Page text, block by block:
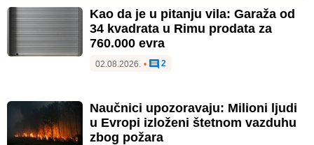
Kao da je u pitanju vila: Garaža od
34 kvadrata u Rimu prodata za
760.000 evra
02.08.2026. • 2
Naučnici upozoravaju: Milioni ljudi
u Evropi izloženi štetnom vazduhu
zbog požara